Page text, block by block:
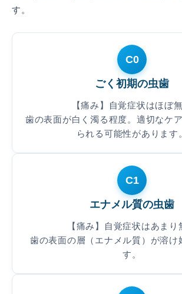
す。
C0
ごく初期の虫歯
【痛み】自覚症状はほぼ
歯の表面が白く濁る程度。適切なケ
られる可能性があります。
C1
エナメル質の虫歯
【痛み】自覚症状はあまり
歯の表面の層（エナメル質）が溶け
す。